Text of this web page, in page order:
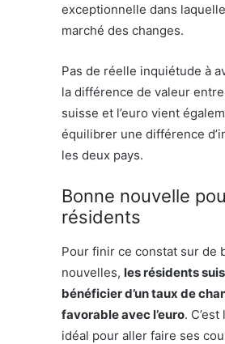
exceptionnelle dans
marché des changes.
Pas de réelle inquiétude à
la différence de valeur
suisse et l’euro vient
équilibrer une différence
les deux pays.
Bonne nouvelle
résidents
Pour finir ce constat sur de
nouvelles, les résidents
bénéficier d’un taux de
favorable avec l’euro.
idéal pour aller faire ses